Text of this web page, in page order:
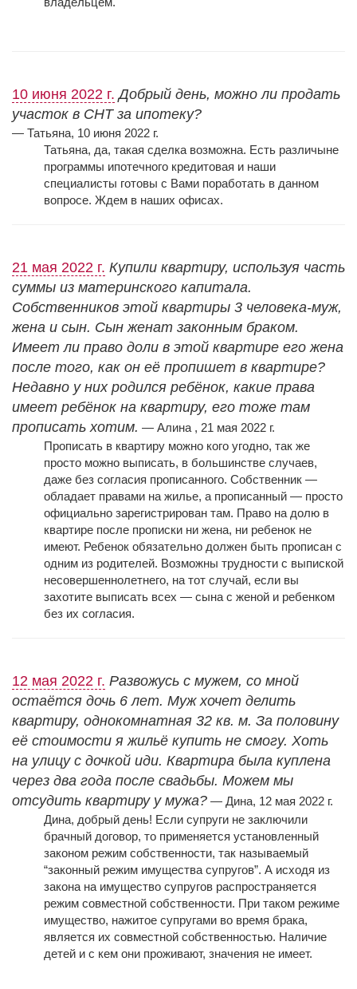
10 июня 2022 г. Добрый день, можно ли продать
участок в СНТ за ипотеку?
— Татьяна, 10 июня 2022 г.
Татьяна, да, такая сделка возможна. Есть различыне
программы ипотечного кредитовая и наши
специалисты готовы с Вами поработать в данном
вопросе. Ждем в наших офисах.
21 мая 2022 г. Купили квартиру, используя часть
суммы из материнского капитала.
Собственников этой квартиры 3 человека-муж,
жена и сын. Сын женат законным браком.
Имеет ли право доли в этой квартире его жена
после того, как он её пропишет в квартире?
Недавно у них родился ребёнок, какие права
имеет ребёнок на квартиру, его тоже там
прописать хотим. — Алина , 21 мая 2022 г.
Прописать в квартиру можно кого угодно, так же
просто можно выписать, в большинстве случаев,
даже без согласия прописанного. Собственник —
обладает правами на жилье, а прописанный — просто
официально зарегистрирован там. Право на долю в
квартире после прописки ни жена, ни ребенок не
имеют. Ребенок обязательно должен быть прописан с
одним из родителей. Возможны трудности с выпиской
несовершеннолетнего, на тот случай, если вы
захотите выписать всех — сына с женой и ребенком
без их согласия.
12 мая 2022 г. Развожусь с мужем, со мной
остаётся дочь 6 лет. Муж хочет делить
квартиру, однокомнатная 32 кв. м. За половину
её стоимости я жильё купить не смогу. Хоть
на улицу с дочкой иди. Квартира была куплена
через два года после свадьбы. Можем мы
отсудить квартиру у мужа? — Дина, 12 мая 2022 г.
Дина, добрый день! Если супруги не заключили
брачный договор, то применяется установленный
законом режим собственности, так называемый
“законный режим имущества супругов”. А исходя из
закона на имущество супругов распространяется
режим совместной собственности. При таком режиме
имущество, нажитое супругами во время брака,
является их совместной собственностью. Наличие
детей и с кем они проживают, значения не имеет.